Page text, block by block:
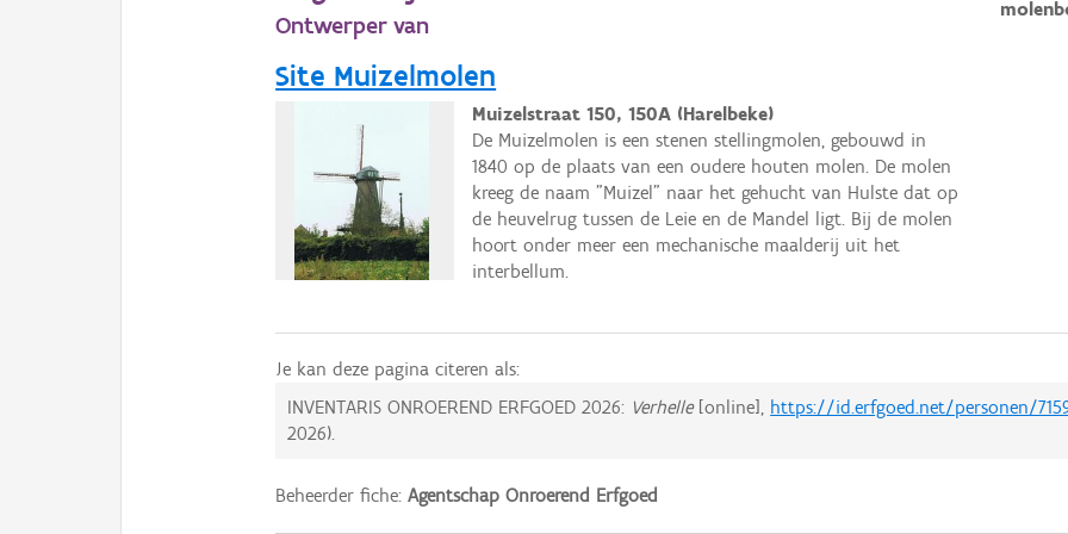
Ontwerper van
Site Muizelmolen
Muizelstraat 150, 150A (Harelbeke)
De Muizelmolen is een stenen stellingmolen, gebouwd in
1840 op de plaats van een oudere houten molen. De molen
kreeg de naam "Muizel" naar het gehucht van Hulste dat op
de heuvelrug tussen de Leie en de Mandel ligt. Bij de molen
hoort onder meer een mechanische maalderij uit het
interbellum.
Je kan deze pagina citeren als:
INVENTARIS ONROEREND ERFGOED 2026: Verhelle[online], https://id.erfgoed.net/personen/
2026).
Beheerder fiche:Agentschap Onroerend Erfgoed